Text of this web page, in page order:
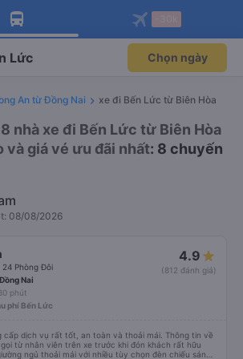
app Vexere ngay!
ưu đãi thành viên độc
Mở app
app Vexere
ghế khi đặt vé máy bay qua
Mở app
Lức Chọn ngày
An từ Đồng Nai xe đi Bến Lức từ Biên Hòa
nhà xe đi Bến Lức từ Biên Hòa
và giá vé ưu đãi nhất: 8 chuyến
08/08/2026
24 Phòng Đôi
4.9
(812 đánh giá)
Nai
phút
phí Bến Lức
cấp dịch vụ rất tốt, an toàn và thoải mái. Thông tin về
từ nhân viên trên xe trước khi đón khách rất hữu
ngủ thoải mái với nhiều tùy chọn đèn chiếu sáng